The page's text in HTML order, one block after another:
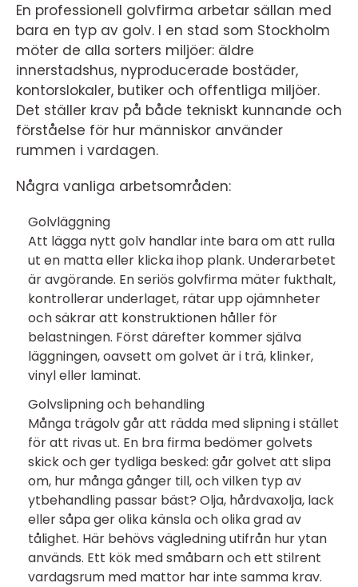
En professionell golvfirma arbetar sällan med
bara en typ av golv. I en stad som Stockholm
möter de alla sorters miljöer: äldre
innerstadshus, nyproducerade bostäder,
kontorslokaler, butiker och offentliga miljöer.
Det ställer krav på både tekniskt kunnande och
förståelse för hur människor använder
rummen i vardagen.
Några vanliga arbetsområden:
Golvläggning
Att lägga nytt golv handlar inte bara om att rulla
ut en matta eller klicka ihop plank. Underarbetet
är avgörande. En seriös golvfirma mäter fukthalt,
kontrollerar underlaget, rätar upp ojämnheter
och säkrar att konstruktionen håller för
belastningen. Först därefter kommer själva
läggningen, oavsett om golvet är i trä, klinker,
vinyl eller laminat.
Golvslipning och behandling
Många trägolv går att rädda med slipning i stället
för att rivas ut. En bra firma bedömer golvets
skick och ger tydliga besked: går golvet att slipa
om, hur många gånger till, och vilken typ av
ytbehandling passar bäst? Olja, hårdvaxolja, lack
eller såpa ger olika känsla och olika grad av
tålighet. Här behövs vägledning utifrån hur ytan
används. Ett kök med småbarn och ett stilrent
vardagsrum med mattor har inte samma krav.